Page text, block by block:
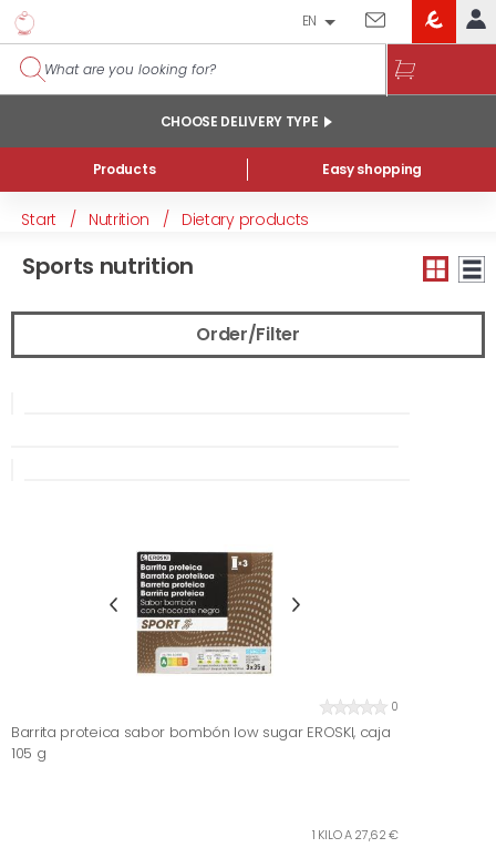
MY ACCOUNT
Online orders
My products purchased at the shop and online
Lists
EN
CLUB
Products
CHOOSE DELIVERY TYPE
Easy shopping
Start / Nutrition / Dietary products
Sports nutrition
Order/Filter
0
Barrita proteica sabor bombón low sugar EROSKI, caja
105 g
1 KILO A 27,62 €